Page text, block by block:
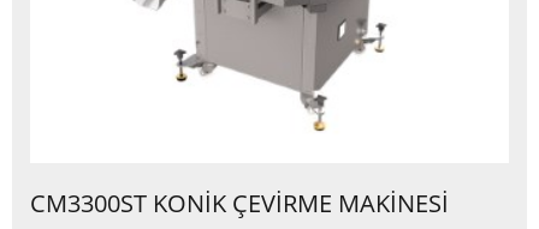
CM3300ST KONİK ÇEVİRME MAKİNESİ